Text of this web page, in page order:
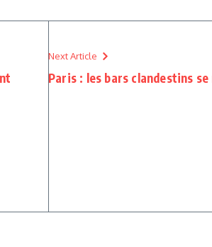
Next Article
Paris : les bars clandestins